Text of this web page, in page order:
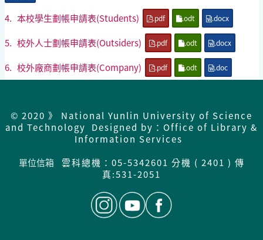
4. 本校學生劃帳申請表(Students) .pdf .odt .docx
5. 校外人士劃帳申請表(Outsiders) .pdf .odt .docx
6. 校外廠商劃帳申請表(Company) .pdf .odt .doc
© 2020 》 National Yunlin University of Science
and Technology Designed by：Office of Library &
Information Services
單位信箱
雲科總機：05-5342601 分機 ( 2401 ) 傳
真:531-2051